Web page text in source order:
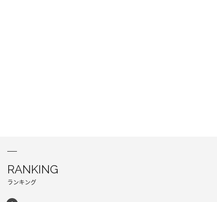
RANKING
ランキング